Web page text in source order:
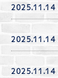
2025.11.14
2025.11.14
2025.11.14